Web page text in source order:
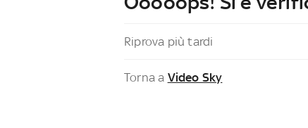
Riprova più tardi
Torna a Video Sky